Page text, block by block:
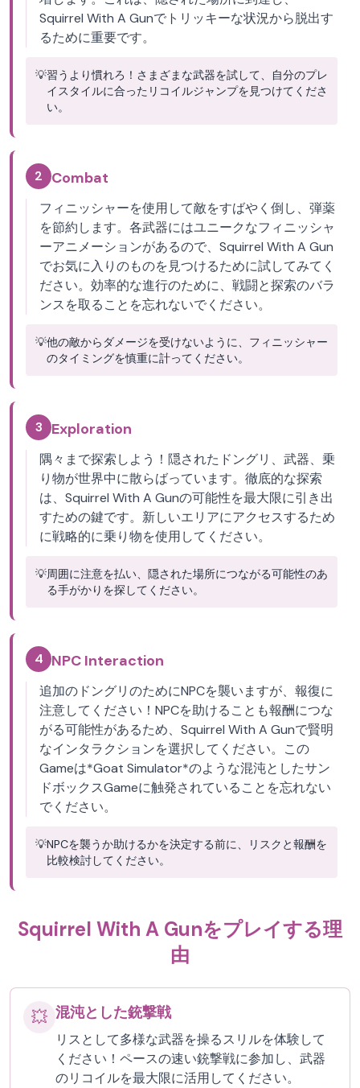
Squirrel With A Gunでトリッキーな状況から脱出す
るために重要です。
💡習うより慣れろ！さまざまな武器を試して、自分のプレ
イスタイルに合ったリコイルジャンプを見つけてくださ
い。
2 Combat
フィニッシャーを使用して敵をすばやく倒し、弾薬
を節約します。各武器にはユニークなフィニッシャ
ーアニメーションがあるので、Squirrel With A Gun
でお気に入りのものを見つけるために試してみてく
ださい。効率的な進行のために、戦闘と探索のバラ
ンスを取ることを忘れないでください。
💡他の敵からダメージを受けないように、フィニッシャー
のタイミングを慎重に計ってください。
3 Exploration
隅々まで探索しよう！隠されたドングリ、武器、乗
り物が世界中に散らばっています。徹底的な探索
は、Squirrel With A Gunの可能性を最大限に引き出
すための鍵です。新しいエリアにアクセスするため
に戦略的に乗り物を使用してください。
💡周囲に注意を払い、隠された場所につながる可能性のあ
る手がかりを探してください。
4 NPC Interaction
追加のドングリのためにNPCを襲いますが、報復に
注意してください！NPCを助けることも報酬につな
がる可能性があるため、Squirrel With A Gunで賢明
なインタラクションを選択してください。この
Gameは*Goat Simulator*のような混沌としたサン
ドボックスGameに触発されていることを忘れない
でください。
💡NPCを襲うか助けるかを決定する前に、リスクと報酬を
比較検討してください。
Squirrel With A Gunをプレイする理
由
💥 混沌とした銃撃戦
リスとして多様な武器を操るスリルを体験して
ください！ペースの速い銃撃戦に参加し、武器
のリコイルを最大限に活用してください。